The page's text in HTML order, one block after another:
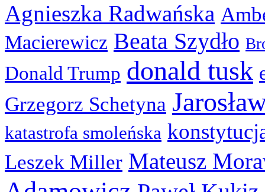
Agnieszka Radwańska
Macierewicz Beata Szydło
Donald Trump donald tusk
Grzegorz Schetyna
katastrofa smoleńska
Leszek Miller Mateusz